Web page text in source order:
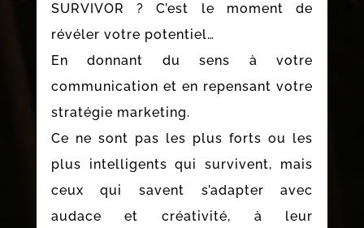
SURVIVOR ? C’est le moment de
révéler votre potentiel…
En donnant du sens à votre
communication et en repensant votre
stratégie marketing.
Ce ne sont pas les plus forts ou les
plus intelligents qui survivent, mais
ceux qui savent s’adapter avec
audace et créativité, à leur